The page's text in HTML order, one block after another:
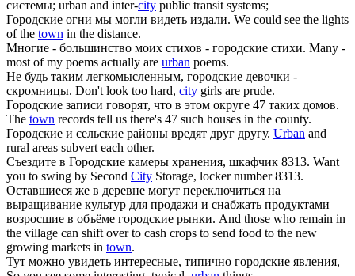
системы; urban and inter-city public transit systems;
Городские огни мы могли видеть издали. We could see the lights
of the town in the distance.
Многие - большинство моих стихов - городские стихи. Many -
most of my poems actually are urban poems.
Не будь таким легкомысленным, городские девочки -
скромницы. Don't look too hard, city girls are prude.
Городские записи говорят, что в этом округе 47 таких домов.
The town records tell us there's 47 such houses in the county.
Городские и сельские районы вредят друг другу. Urban and
rural areas subvert each other.
Съездите в Городские камеры хранения, шкафчик 8313. Want
you to swing by Second City Storage, locker number 8313.
Оставшиеся же в деревне могут переключиться на
выращивание культур для продажи и снабжать продуктами
возросшие в объёме городские рынки. And those who remain in
the village can shift over to cash crops to send food to the new
growing markets in town.
Тут можно увидеть интересные, типично городские явления,